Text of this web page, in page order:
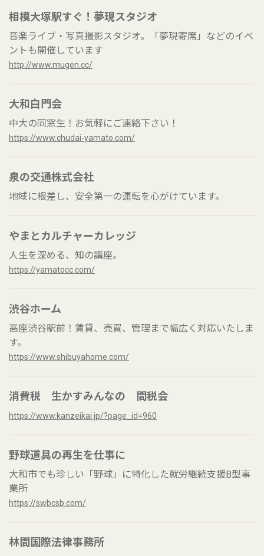
相模大塚駅すぐ！夢現スタジオ
音楽ライブ・写真撮影スタジオ。「夢現寄席」などのイベ
ントも開催しています
http://www.mugen.cc/
大和白門会
中大の同窓生！お気軽にご連絡下さい！
https://www.chudai-yamato.com/
泉の交通株式会社
地域に根差し、安全第一の運転を心がけています。
やまとカルチャーカレッジ
人生を深める、知の講座。
https://yamatocc.com/
渋谷ホーム
高座渋谷駅前！賃貸、売買、管理まで幅広く対応いたしま
す。
https://www.shibuyahome.com/
消費税 生かすみんなの 間税会
https://www.kanzeikai.jp/?page_id=960
野球道具の再生を仕事に
大和市でも珍しい「野球」に特化した就労継続支援B型事
業所
https://swbcsb.com/
林間国際法律事務所